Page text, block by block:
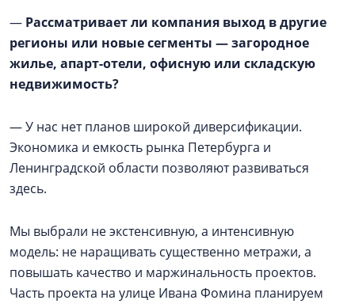
— Рассматривает ли компания выход в другие
регионы или новые сегменты — загородное
жилье, апарт-отели, офисную или складскую
недвижимость?
— У нас нет планов широкой диверсификации.
Экономика и емкость рынка Петербурга и
Ленинградской области позволяют развиваться
здесь.
Мы выбрали не экстенсивную, а интенсивную
модель: не наращивать существенно метражи, а
повышать качество и маржинальность проектов.
Часть проекта на улице Ивана Фомина планируем